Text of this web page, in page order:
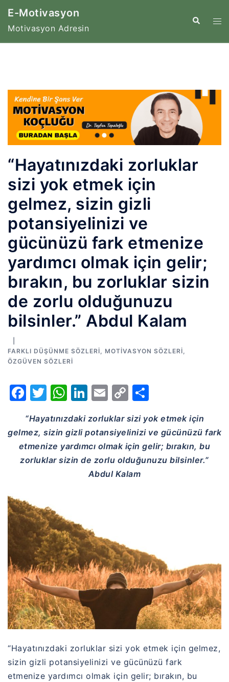
İçeriğe
E-Motivasyon
Motivasyon Adresin
Search
“Hayatınızdaki zorluklar
sizi yok etmek için
gelmez, sizin gizli
potansiyelinizi ve
gücünüzü fark etmenize
yardımcı olmak için gelir;
bırakın, bu zorluklar sizin
de zorlu olduğunuzu
bilsinler.” Abdul Kalam
FARKLI DÜŞÜNME SÖZLERI MOTIVASYON SÖZLERI
ÖZGÜVEN SÖZLERI
Facebook
Twitter
WhatsApp
LinkedIn
Email
Copy
“Hayatınızdaki zorluklar sizi yok etmek için
gelmez, sizin gizli potansiyelinizi ve gücünüzü fark
etmenize yardımcı olmak için gelir; bırakın, bu
zorluklar sizin de zorlu olduğunuzu bilsinler.”
Abdul Kalam
“Hayatınızdaki zorluklar sizi yok etmek için gelmez,
sizin gizli potansiyelinizi ve gücünüzü fark
etmenize yardımcı olmak için gelir; bırakın, bu